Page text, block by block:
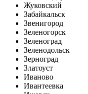
Жуковский
Забайкальск
Звенигород
Зеленогорск
Зеленоград
Зеленодольск
Зерноград
Златоуст
Иваново
Ивантеевка